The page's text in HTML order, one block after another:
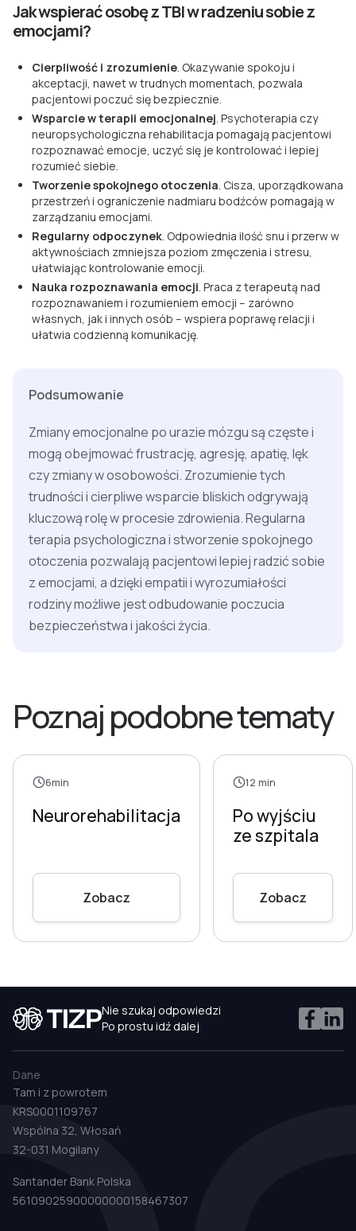
Jak wspierać osobę z TBI w radzeniu sobie z
emocjami?
Cierpliwość i zrozumienie. Okazywanie spokoju i
akceptacji, nawet w trudnych momentach, pozwala
pacjentowi poczuć się bezpiecznie.
Wsparcie w terapii emocjonalnej. Psychoterapia czy
neuropsychologiczna rehabilitacja pomagają pacjentowi
rozpoznawać emocje, uczyć się je kontrolować i lepiej
rozumieć siebie.
Tworzenie spokojnego otoczenia. Cisza, uporządkowana
przestrzeń i ograniczenie nadmiaru bodźców pomagają w
zarządzaniu emocjami.
Regularny odpoczynek. Odpowiednia ilość snu i przerw w
aktywnościach zmniejsza poziom zmęczenia i stresu,
ułatwiając kontrolowanie emocji.
Nauka rozpoznawania emocji. Praca z terapeutą nad
rozpoznawaniem i rozumieniem emocji – zarówno
własnych, jak i innych osób – wspiera poprawę relacji i
ułatwia codzienną komunikację.
Podsumowanie
Zmiany emocjonalne po urazie mózgu są częste i
mogą obejmować frustrację, agresję, apatię, lęk
czy zmiany w osobowości. Zrozumienie tych
trudności i cierpliwe wsparcie bliskich odgrywają
kluczową rolę w procesie zdrowienia. Regularna
terapia psychologiczna i stworzenie spokojnego
otoczenia pozwalają pacjentowi lepiej radzić sobie
z emocjami, a dzięki empatii i wyrozumiałości
rodziny możliwe jest odbudowanie poczucia
bezpieczeństwa i jakości życia.
Poznaj podobne tematy
6min
Neurorehabilitacja
Zobacz
12 min
Po wyjściu
ze szpitala
Zobacz
Nie szukaj odpowiedzi
Po prostu idź dalej
Dane
Tam i z powrotem
KRS0001109767
Wspólna 32, Włosań
32-031 Mogilany
Santander Bank Polska
56109025900000000158467307